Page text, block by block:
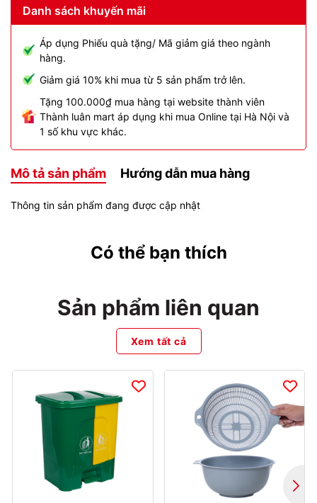
Danh sách khuyến mãi
Áp dụng Phiếu quà tặng/ Mã giảm giá theo ngành
hàng.
Giảm giá 10% khi mua từ 5 sản phẩm trở lên.
Tặng 100.000₫ mua hàng tại website thành viên
Thành luân mart áp dụng khi mua Online tại Hà Nội và
1 số khu vực khác.
Mô tả sản phẩm Hướng dẫn mua hàng
Thông tin sản phẩm đang được cập nhật
Có thể bạn thích
Sản phẩm liên quan
Xem tất cả